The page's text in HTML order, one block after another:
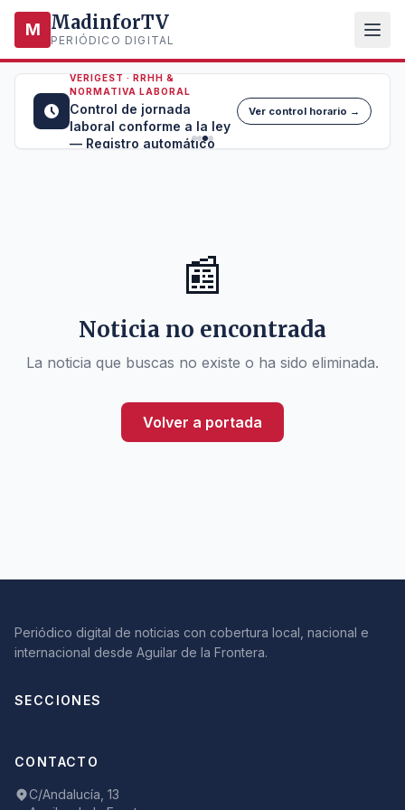
M MadinforTV
PERIÓDICO DIGITAL
VERIGEST · RRHH &
NORMATIVA LABORAL
Control de jornada
laboral conforme a la ley
— Registro automático
Ver control horario →
📰
Noticia no encontrada
La noticia que buscas no existe o ha sido eliminada.
Volver a portada
Periódico digital de noticias con cobertura local, nacional e
internacional desde Aguilar de la Frontera.
SECCIONES
CONTACTO
C/Andalucía, 13